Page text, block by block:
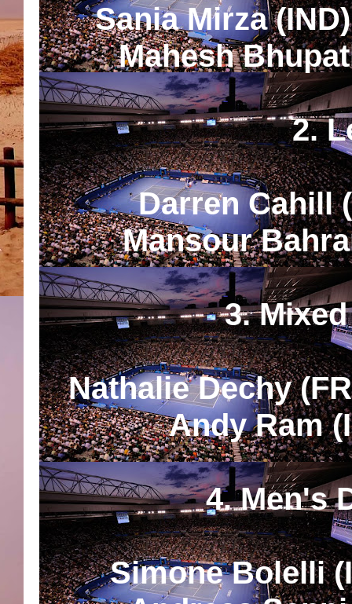
Sania Mirza
Mahesh
2.
Darren Cahill
Mansour
3.
Nathalie Dechy
Andy Ram
4. Men's
Simone Bolelli